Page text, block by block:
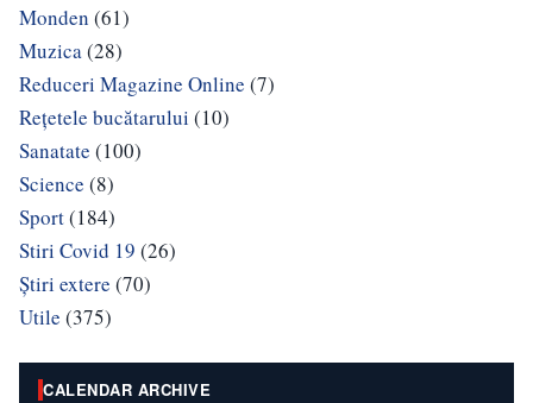
Monden (61)
Muzica(28)
Reduceri Magazine Online (7)
Rețetele bucătarului (10)
Sanatate (100)
Science (8)
Sport(184)
Stiri Covid 19 (26)
Știri extere (70)
Utile (375)
CALENDAR ARCHIVE